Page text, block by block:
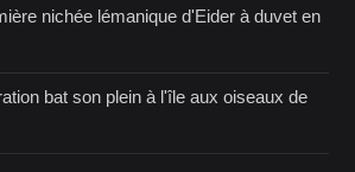
nichée lémanique d'Eider à duvet en
bat son plein à l'île aux oiseaux de